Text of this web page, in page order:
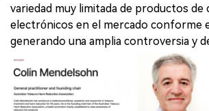
variedad muy limitada de productos de
electrónicos en el mercado conforme
generando una amplia controversia y